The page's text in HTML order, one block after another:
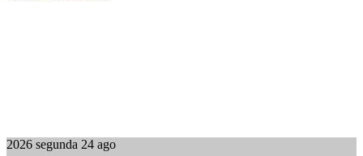
2026 segunda 24 ago